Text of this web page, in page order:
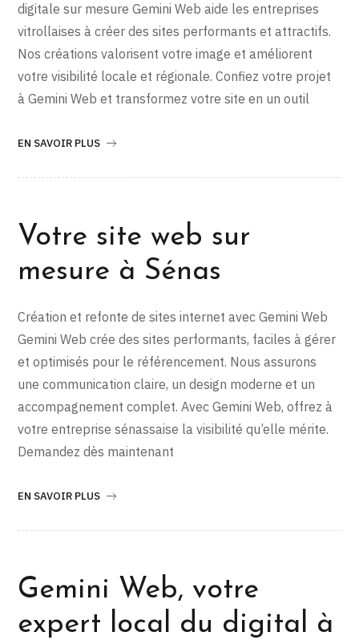
digitale sur mesure Gemini Web aide les entreprises
vitrollaises à créer des sites performants et attractifs.
Nos créations valorisent votre image et améliorent
votre visibilité locale et régionale. Confiez votre projet
à Gemini Web et transformez votre site en un outil
EN SAVOIR PLUS
Votre site web sur
mesure à Sénas
Création et refonte de sites internet avec Gemini Web
Gemini Web crée des sites performants, faciles à gérer
et optimisés pour le référencement. Nous assurons
une communication claire, un design moderne et un
accompagnement complet. Avec Gemini Web, offrez à
votre entreprise sénassaise la visibilité qu’elle mérite.
Demandez dès maintenant
EN SAVOIR PLUS
Gemini Web, votre
expert local du digital à